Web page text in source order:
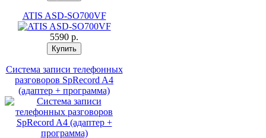
ATIS ASD-SO700VF
5590 p.
Система записи телефонных
разговоров SpRecord A4
(адаптер + программа)